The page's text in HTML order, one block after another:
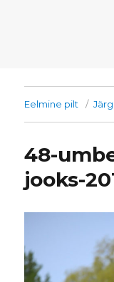
Eelmine pilt
48-
jooks-